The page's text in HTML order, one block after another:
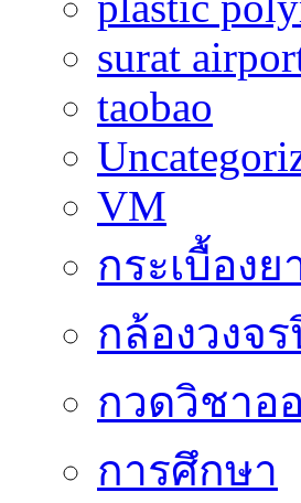
surat
taobao
VM
กระเบื้องย
กล้องวงจ
กวดวิชาอ
การศึกษา